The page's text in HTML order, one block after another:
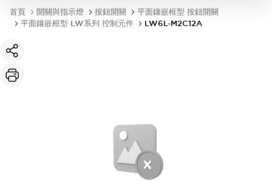
首頁 開關與指示燈 按鈕開關
平面鑲嵌框型 按鈕開關
平面鑲嵌框型 LW系列 控制元件
LW6L-M2C12A